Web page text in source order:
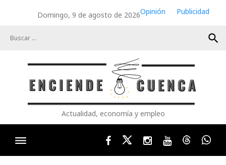
Domingo, 9 de agosto de 2026Opinión
Publicidad
search
Actualidad, economía y empleo
FacebookTwitterInstagram
YoutubeThreads